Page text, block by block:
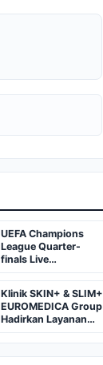
UEFA Champions
League Quarter-
finals Live
Streaming: Leg 1
Fixtures, Timings,
When And Where To
Watch
Klinik SKIN+ & SLIM+
EUROMEDICA Group
Hadirkan Layanan
Kecantikan Terkini
Melalui Pembukaan
Cabang ke-102 dan